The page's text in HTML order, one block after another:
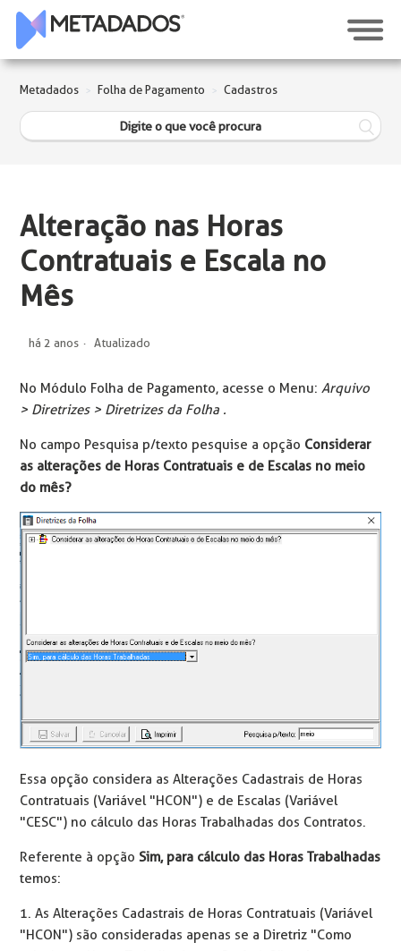
Metadados Folha de Pagamento Cadastros
Alteração nas Horas
Contratuais e Escala no
Mês
há 2 anos Atualizado
No Módulo Folha de Pagamento, acesse o Menu: Arquivo
> Diretrizes > Diretrizes da Folha .
No campo Pesquisa p/texto pesquise a opção Considerar
as alterações de Horas Contratuais e de Escalas no meio
do mês?
Essa opção considera as Alterações Cadastrais de Horas
Contratuais (Variável "HCON") e de Escalas (Variável
"CESC") no cálculo das Horas Trabalhadas dos Contratos.
Referente à opçãoSim, para cálculo das Horas Trabalhadas
temos:
1. As Alterações Cadastrais de Horas Contratuais (Variável
"HCON") são consideradas apenas se a Diretriz "Como